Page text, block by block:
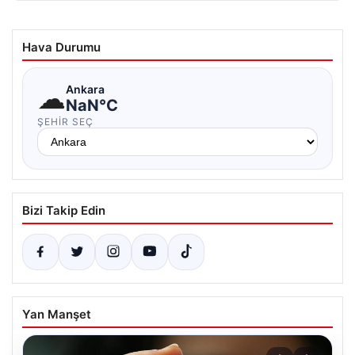
Hava Durumu
☁Ankara
NaN°C
ŞEHIR SEÇ
Bizi Takip Edin
Yan Manşet